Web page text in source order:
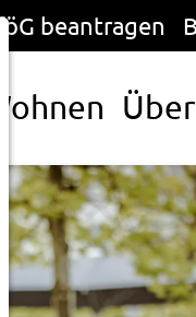
beantragen
Wohnen